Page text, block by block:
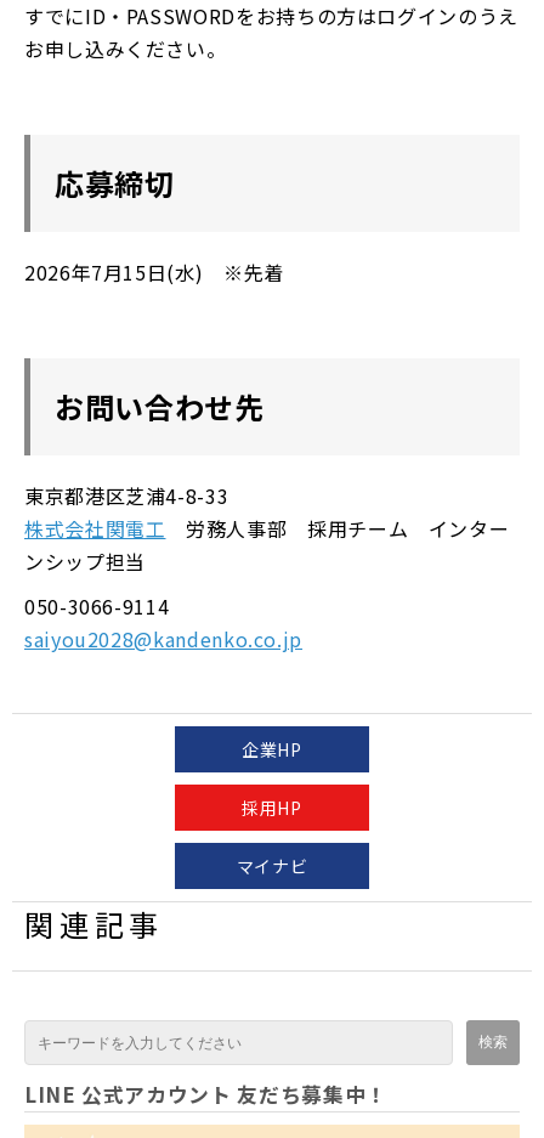
すでにID・PASSWORDをお持ちの方はログインのうえ
お申し込みください。
応募締切
2026年7月15日(水) ※先着
お問い合わせ先
東京都港区芝浦4-8-33
株式会社関電工 労務人事部 採用チーム インター
ンシップ担当
050-3066-9114
saiyou2028@kandenko.co.jp
企業HP
採用HP
マイナビ
関連記事
LINE 公式アカウント 友だち募集中！